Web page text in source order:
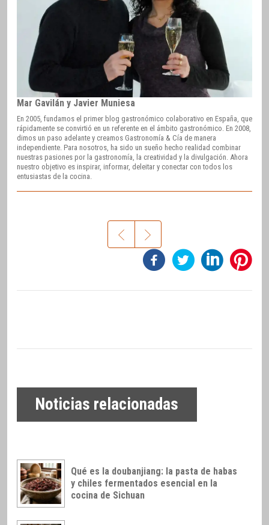
Mar Gavilán y Javier Muniesa
En 2005, fundamos el primer blog gastronómico colaborativo en España, que
rápidamente se convirtió en un referente en el ámbito gastronómico. En 2008,
dimos un paso adelante y creamos Gastronomía & Cía de manera
independiente. Para nosotros, ha sido un sueño hecho realidad combinar
nuestras pasiones por la gastronomía, la creatividad y la divulgación. Ahora
nuestro objetivo es inspirar, informar, deleitar y conectar con todos los
entusiastas de la cocina.
Noticias relacionadas
Qué es la doubanjiang: la pasta de habas
y chiles fermentados esencial en la
cocina de Sichuan